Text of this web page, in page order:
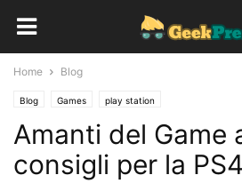
Home Blog
Blog Games play station
Amanti del Game
consigli per la PS4